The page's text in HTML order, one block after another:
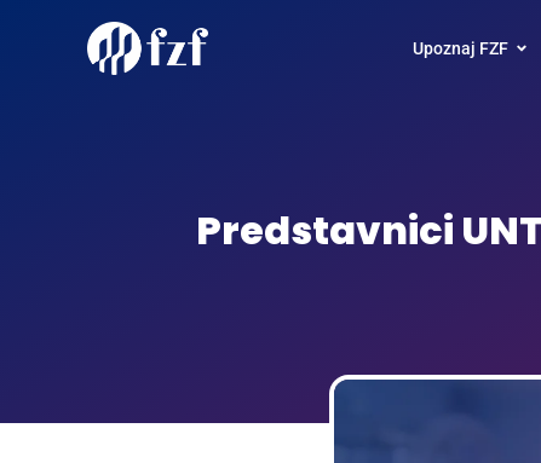
Upoznaj FZF
Predstavnici